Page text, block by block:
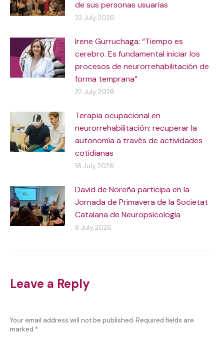
de sus personas usuarias
23 July, 2026
Irene Gurruchaga: “Tiempo es
cerebro. Es fundamental iniciar los
procesos de neurorrehabilitación de
forma temprana”
22 July, 2026
Terapia ocupacional en
neurorrehabilitación: recuperar la
autonomía a través de actividades
cotidianas
16 July, 2026
David de Noreña participa en la
Jornada de Primavera de la Societat
Catalana de Neuropsicologia
8 July, 2026
Leave a Reply
Your email address will not be published. Required fields are
marked *